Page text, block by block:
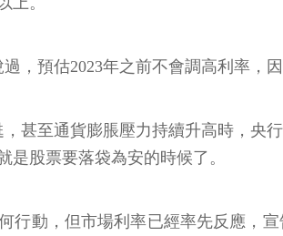
，預估2023年之前不會調高利率，
甚至通貨膨脹壓力持續升高時，央
股票要落袋為安的時候了。
行動，但市場利率已經率先反應，